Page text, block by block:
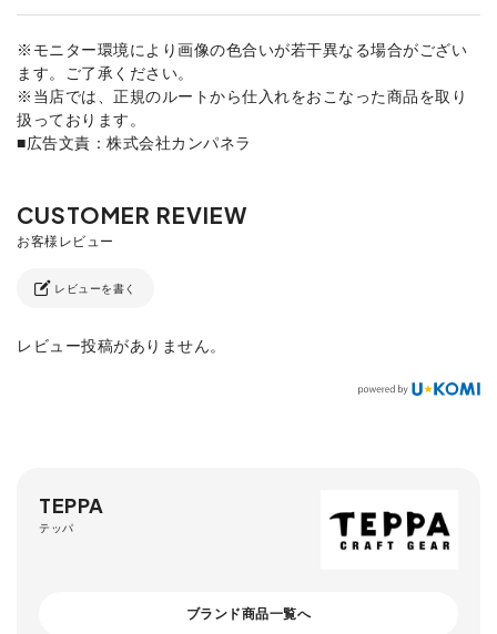
※モニター環境により画像の色合いが若干異なる場合がござい
ます。ご了承ください。
※当店では、正規のルートから仕入れをおこなった商品を取り
扱っております。
■広告文責：株式会社カンパネラ
レビューを書く
レビュー投稿がありません。
TEPPA
テッパ
ブランド商品一覧へ